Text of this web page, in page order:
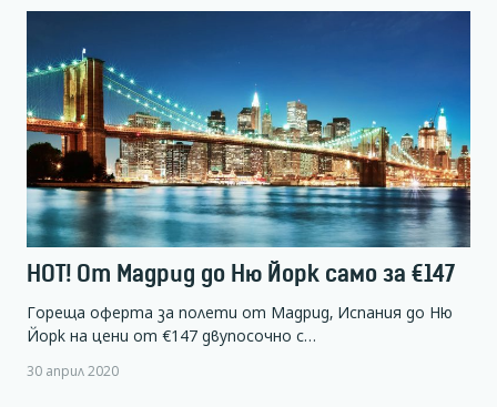
HOT! От Мадрид до Ню Йорк само за €147
Гореща оферта за полети от Мадрид, Испания до Ню
Йорк на цени от €147 двупосочно с…
30 април 2020